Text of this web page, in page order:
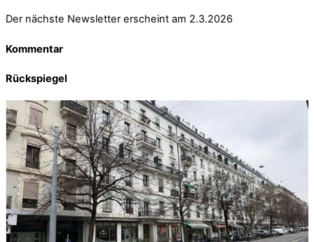
Der nächste Newsletter erscheint am 2.3.2026
Kommentar
Rückspiegel